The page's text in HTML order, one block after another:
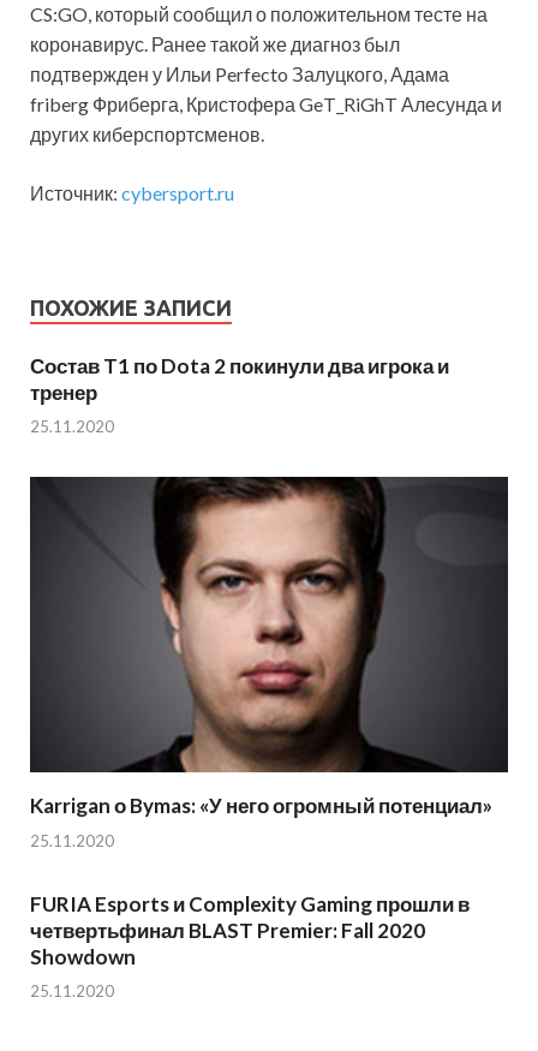
CS:GO, который сообщил о положительном тесте на
коронавирус. Ранее такой же диагноз был
подтвержден у Ильи Perfecto Залуцкого, Адама
friberg Фриберга, Кристофера GeT_RiGhT Алесунда и
других киберспортсменов.
Источник: cybersport.ru
ПОХОЖИЕ ЗАПИСИ
Состав T1 по Dota 2 покинули два игрока и
тренер
25.11.2020
Karrigan о Bymas: «У него огромный потенциал»
25.11.2020
FURIA Esports и Complexity Gaming прошли в
четвертьфинал BLAST Premier: Fall 2020
Showdown
25.11.2020